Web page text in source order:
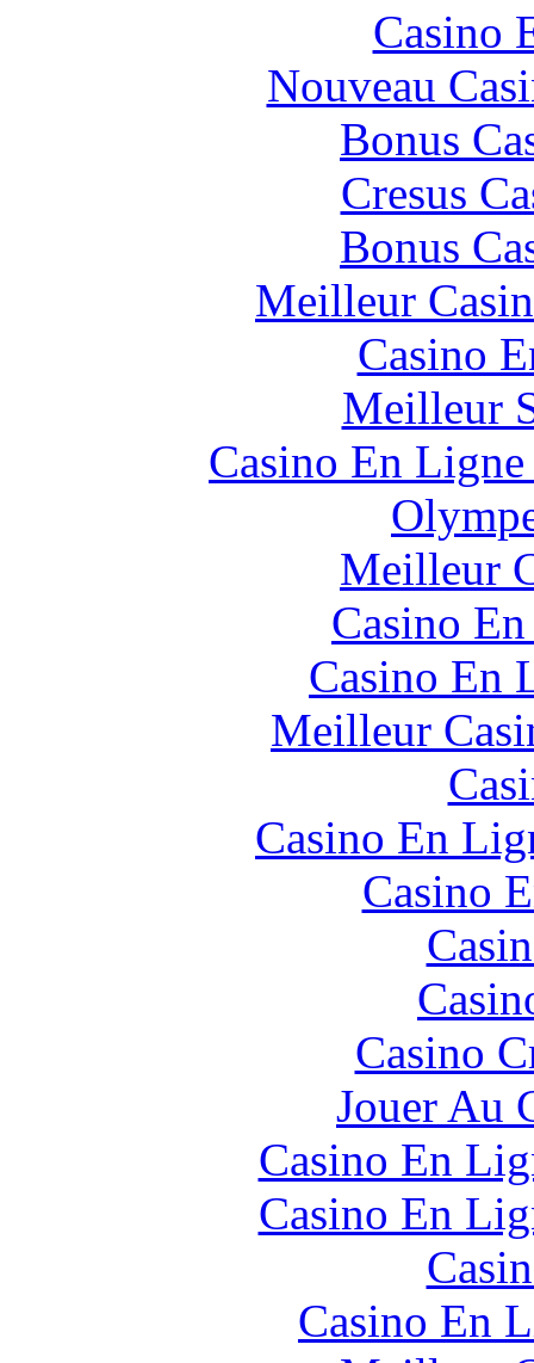
Casino
Nouveau
Bonus
Cresus
Bonus
Meilleur
Casino
Meilleur
Casino En
Meilleur
Casino
Casino En
Meilleur
Casino En
Casino
Casino
Jouer Au
Casino En
Casino En
Casino En